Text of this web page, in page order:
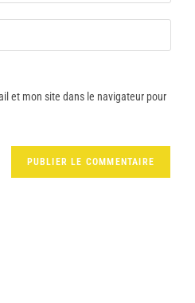
et mon site dans le navigateur pour